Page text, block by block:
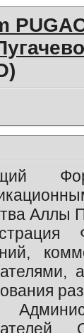
Аллы